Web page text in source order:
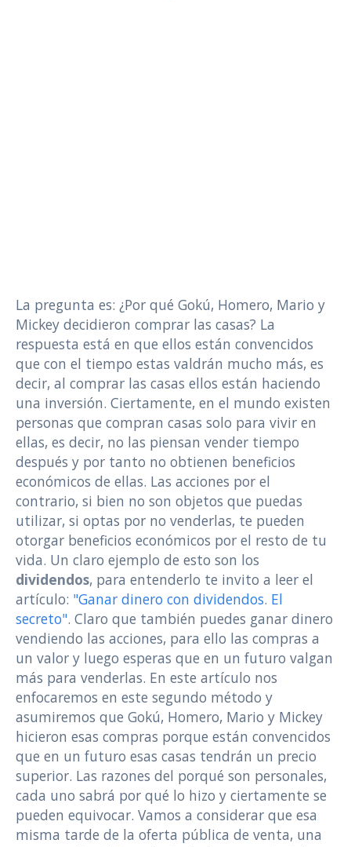
La pregunta es: ¿Por qué Gokú, Homero, Mario y
Mickey decidieron comprar las casas? La
respuesta está en que ellos están convencidos
que con el tiempo estas valdrán mucho más, es
decir, al comprar las casas ellos están haciendo
una inversión. Ciertamente, en el mundo existen
personas que compran casas solo para vivir en
ellas, es decir, no las piensan vender tiempo
después y por tanto no obtienen beneficios
económicos de ellas. Las acciones por el
contrario, si bien no son objetos que puedas
utilizar, si optas por no venderlas, te pueden
otorgar beneficios económicos por el resto de tu
vida. Un claro ejemplo de esto son los
dividendos, para entenderlo te invito a leer el
artículo: "Ganar dinero con dividendos. El
secreto". Claro que también puedes ganar dinero
vendiendo las acciones, para ello las compras a
un valor y luego esperas que en un futuro valgan
más para venderlas. En este artículo nos
enfocaremos en este segundo método y
asumiremos que Gokú, Homero, Mario y Mickey
hicieron esas compras porque están convencidos
que en un futuro esas casas tendrán un precio
superior. Las razones del porqué son personales,
cada uno sabrá por qué lo hizo y ciertamente se
pueden equivocar. Vamos a considerar que esa
misma tarde de la oferta pública de venta, una